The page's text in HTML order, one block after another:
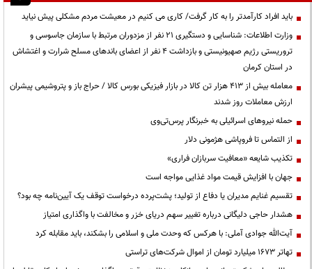
باید افراد کارآمدتر را به کار گرفت/ کاری می کنیم در معیشت مردم مشکلی پیش نیاید
وزارت اطلاعات: شناسایی و دستگیری ۲۱ نفر از مزدوران مرتبط با سازمان جاسوسی و
تروریستی رژیم صهیونیستی و بازداشت ۴ نفر از اعضای باندهای مسلح شرارت و اغتشاش
در استان کرمان
معامله بیش از ۴۱۳ هزار تن کالا در بازار فیزیکی بورس کالا / حراج باز و پتروشیمی پیشران
ارزش معاملات روز شدند
حمله نیروهای اسرائیلی به خبرنگار پرس‌تی‌وی
از التماس تا فروپاشی هژمونی دلار
تکذیب شایعه «معافیت سربازان فراری»
جهان با افزایش قیمت مواد غذایی مواجه است
تقسیم غنایم مدیران یا دفاع از تولید؛ پشت‌پرده درخواست توقف یک آیین‌نامه چه بود؟
هشدار حاجی دلیگانی درباره تغییر سهم دریای خزر و مخالفت با واگذاری امتیاز
آیت‌الله جوادی آملی: با هرکس که وحدت ملی و اسلامی را بشکند، باید مقابله کرد
تهاتر ۱۶۷۳ میلیارد تومان از اموال شرکت‌های تراستی